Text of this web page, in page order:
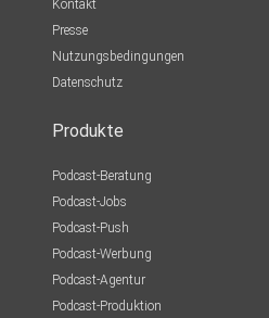
Kontakt
Presse
Nutzungsbedingungen
Datenschutz
Produkte
Podcast-Beratung
Podcast-Jobs
Podcast-Push
Podcast-Werbung
Podcast-Agentur
Podcast-Produktion